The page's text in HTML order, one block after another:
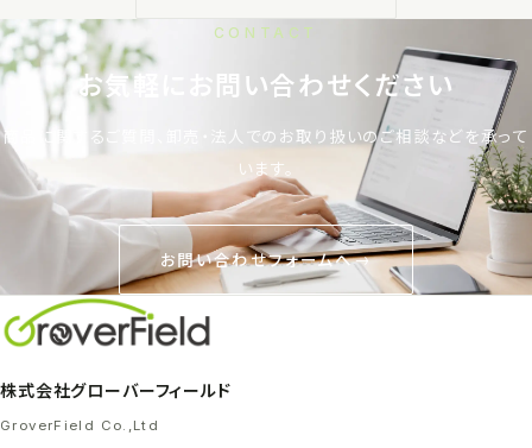
CONTACT
お気軽にお問い合わせください
商品に関するご質問、卸売・法人でのお取り扱いのご相談などを承って
います。
お問い合わせフォームへ
株式会社グローバーフィールド
GroverField Co.,Ltd